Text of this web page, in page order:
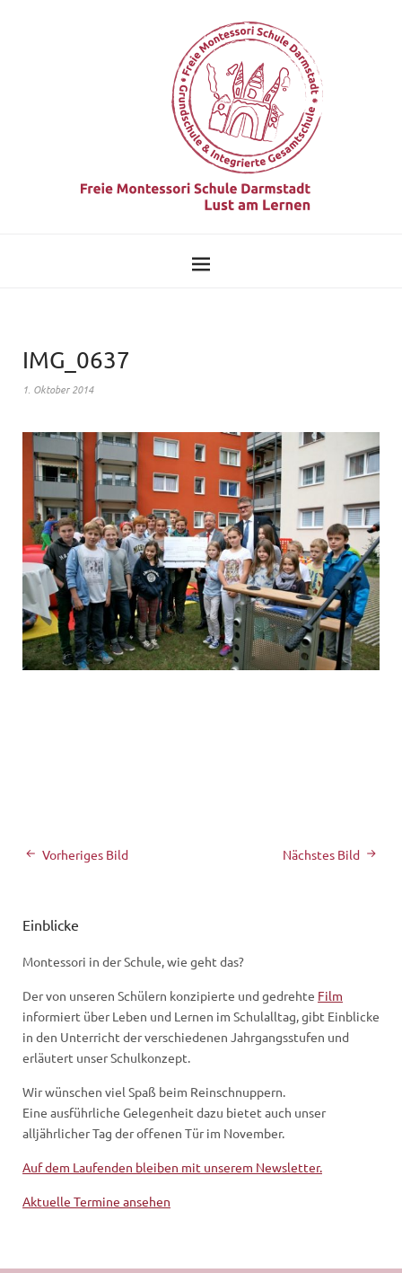
IMG_0637
1. Oktober 2014
Nächstes Bild
Vorheriges Bild
Einblicke
Montessori in der Schule, wie geht das?
Der von unseren Schülern konzipierte und gedrehte Film
informiert über Leben und Lernen im Schulalltag, gibt Einblicke
in den Unterricht der verschiedenen Jahrgangsstufen und
erläutert unser Schulkonzept.
Wir wünschen viel Spaß beim Reinschnuppern.
Eine ausführliche Gelegenheit dazu bietet auch unser
alljährlicher Tag der offenen Tür im November.
Auf dem Laufenden bleiben mit unserem Newsletter.
Aktuelle Termine ansehen